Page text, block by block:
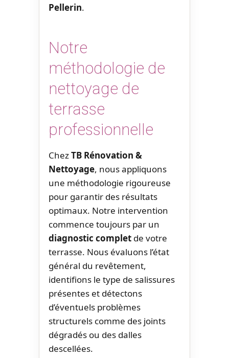
Pellerin.
Notre
méthodologie de
nettoyage de
terrasse
professionnelle
ChezTB Rénovation &
Nettoyage, nous appliquons
une méthodologie rigoureuse
pour garantir des résultats
optimaux. Notre intervention
commence toujours par un
diagnostic complet de votre
terrasse. Nous évaluons l’état
général du revêtement,
identifions le type de salissures
présentes et détectons
d’éventuels problèmes
structurels comme des joints
dégradés ou des dalles
descellées.